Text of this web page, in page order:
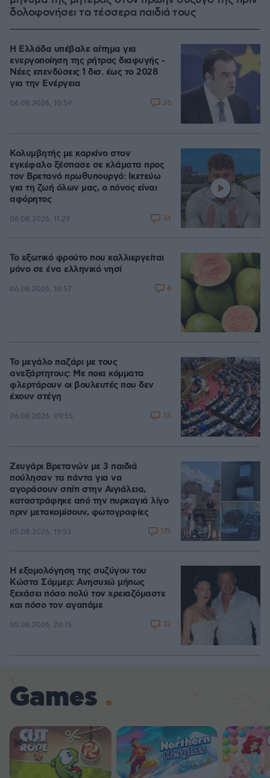
δολοφονήσει τα τέσσερα παιδιά τους
Η Ελλάδα υπέβαλε αίτημα για
ενεργοποίηση της ρήτρας διαφυγής -
Νέες επενδύσεις 1 δισ. έως το 2028
για την Ενέργεια
06.08.2026, 10:59 26
Κολυμβητής με καρκίνο στον
εγκέφαλο ξέσπασε σε κλάματα προς
τον Βρετανό πρωθυπουργό: Ικετεύω
για τη ζωή όλων μας, ο πόνος είναι
αφόρητος
06.08.2026, 11:29 34
Το εξωτικό φρούτο που καλλιεργείται
μόνο σε ένα ελληνικό νησί
06.08.2026, 10:57 4
Το μεγάλο παζάρι με τους
ανεξάρτητους: Με ποια κόμματα
φλερτάρουν οι βουλευτές που δεν
έχουν στέγη
06.08.2026, 09:55 55
Ζευγάρι Βρετανών με 3 παιδιά
πούλησαν τα πάντα για να
αγοράσουν σπίτι στην Αιγιάλεια,
καταστράφηκε από την πυρκαγιά λίγο
πριν μετακομίσουν, φωτογραφίες
05.08.2026, 19:53 175
Η εξομολόγηση της συζύγου του
Κώστα Σόμμερ: Ανησυχώ μήπως
ξεχάσει πόσο πολύ τον χρειαζόμαστε
και πόσο τον αγαπάμε
05.08.2026, 20:15 32
Games